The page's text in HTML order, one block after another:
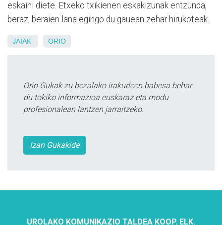
eskaini diete. Etxeko txikienen eskakizunak entzunda,
beraz, beraien lana egingo du gauean zehar hirukoteak.
JAIAK ORIO
Orio Gukak zu bezalako irakurleen babesa behar
du tokiko informazioa euskaraz eta modu
profesionalean lantzen jarraitzeko.
Izan Gukakide
UROLAKO KOMUNIKAZIO TALDEA KOOP. ELK.